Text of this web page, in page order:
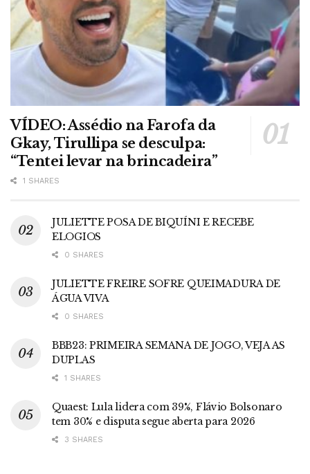
VÍDEO: Assédio na Farofa da
Gkay, Tirullipa se desculpa:
“Tentei levar na brincadeira”
1 SHARES
JULIETTE POSA DE BIQUÍNI E RECEBE
ELOGIOS
0 SHARES
JULIETTE FREIRE SOFRE QUEIMADURA DE
ÁGUA VIVA
0 SHARES
BBB23: PRIMEIRA SEMANA DE JOGO, VEJA AS
DUPLAS
1 SHARES
Quaest: Lula lidera com 39%, Flávio Bolsonaro
tem 30% e disputa segue aberta para 2026
3 SHARES